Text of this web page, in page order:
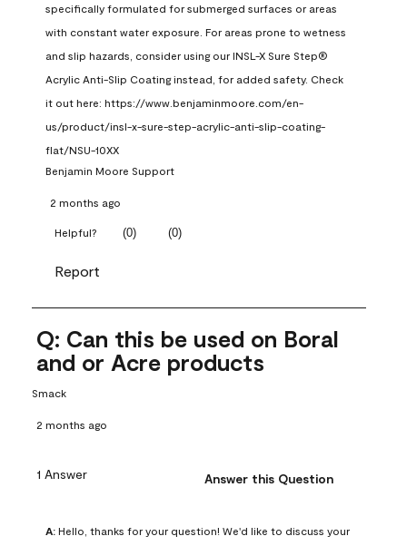
specifically formulated for submerged surfaces or areas
with constant water exposure. For areas prone to wetness
and slip hazards, consider using our INSL-X Sure Step®
Acrylic Anti-Slip Coating instead, for added safety. Check
it out here: https://www.benjaminmoore.com/en-
us/product/insl-x-sure-step-acrylic-anti-slip-coating-
flat/NSU-10XX
Benjamin Moore Support
2 months ago
Helpful? (0) (0)
Report
Q: Can this be used on Boral
and or Acre products
Smack
2 months ago
1 Answer Answer this Question
A: Hello, thanks for your question! We'd like to discuss your